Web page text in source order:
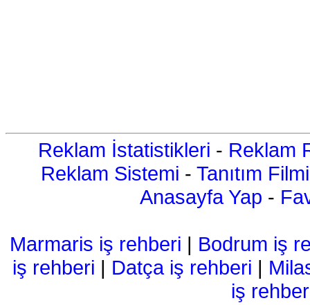
Reklam İstatistikleri - Reklam
Reklam Sistemi - Tanıtım Filmi
Anasayfa Yap -
Marmaris iş rehberi | Bodrum iş
iş rehberi | Datça iş rehberi |
iş